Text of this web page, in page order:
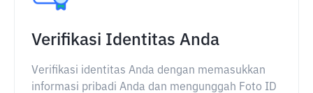
Verifikasi Identitas Anda
Verifikasi identitas Anda dengan memasukkan
informasi pribadi Anda dan mengunggah Foto ID